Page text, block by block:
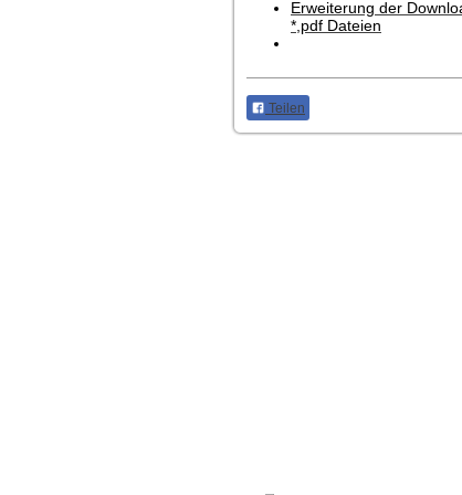
Erweiterung der
*,pdf Dateien
Teilen